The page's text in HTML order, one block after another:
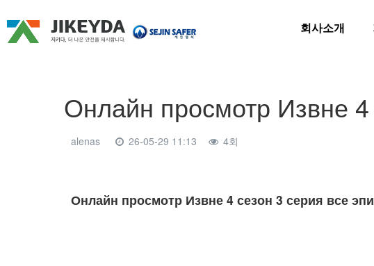
회사소개
Онлайн просмотр Извне
alenas 26-05-29 11:13 4회
본문
Онлайн просмотр Извне 4 сезон 3 серия все